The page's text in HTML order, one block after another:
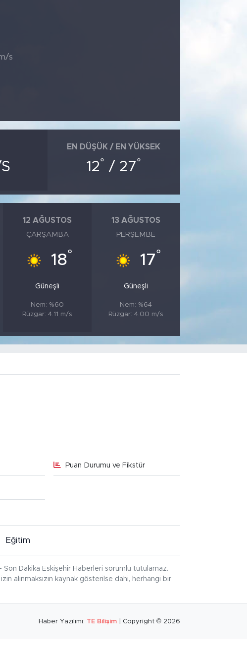
s
EN DÜŞÜK / EN YÜKSEK
12° / 27°
12 AĞUSTOS
ÇARŞAMBA
18°
Güneşli
Nem: %60
Rüzgar: 4.11 m/s
13 AĞUSTOS
PERŞEMBE
17°
Güneşli
Nem: %64
Rüzgar: 4.00 m/s
Puan Durumu ve Fikstür
Eğitim
Son Dakika Eskişehir Haberleri sorumlu tutulamaz.
alınmaksızın kaynak gösterilse dahi, herhangi bir
Haber Yazılımı: TE Bilişim | Copyright © 2026